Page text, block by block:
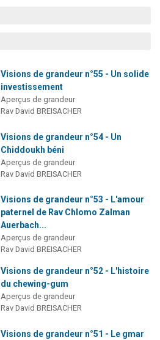
Visions de grandeur n°55 - Un solide
investissement
Aperçus de grandeur
Rav David BREISACHER
Visions de grandeur n°54 - Un
Chiddoukh béni
Aperçus de grandeur
Rav David BREISACHER
Visions de grandeur n°53 - L'amour
paternel de Rav Chlomo Zalman
Auerbach...
Aperçus de grandeur
Rav David BREISACHER
Visions de grandeur n°52 - L'histoire
du chewing-gum
Aperçus de grandeur
Rav David BREISACHER
Visions de grandeur n°51 - Le gmar